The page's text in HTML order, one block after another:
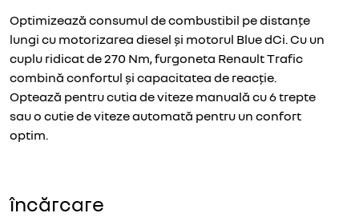
Optimizează consumul de combustibil pe distanțe
lungi cu motorizarea diesel și motorul Blue dCi. Cu un
cuplu ridicat de 270 Nm, furgoneta Renault Trafic
combină confortul și capacitatea de reacție.
Optează pentru cutia de viteze manuală cu 6 trepte
sau o cutie de viteze automată pentru un confort
optim.
încărcare